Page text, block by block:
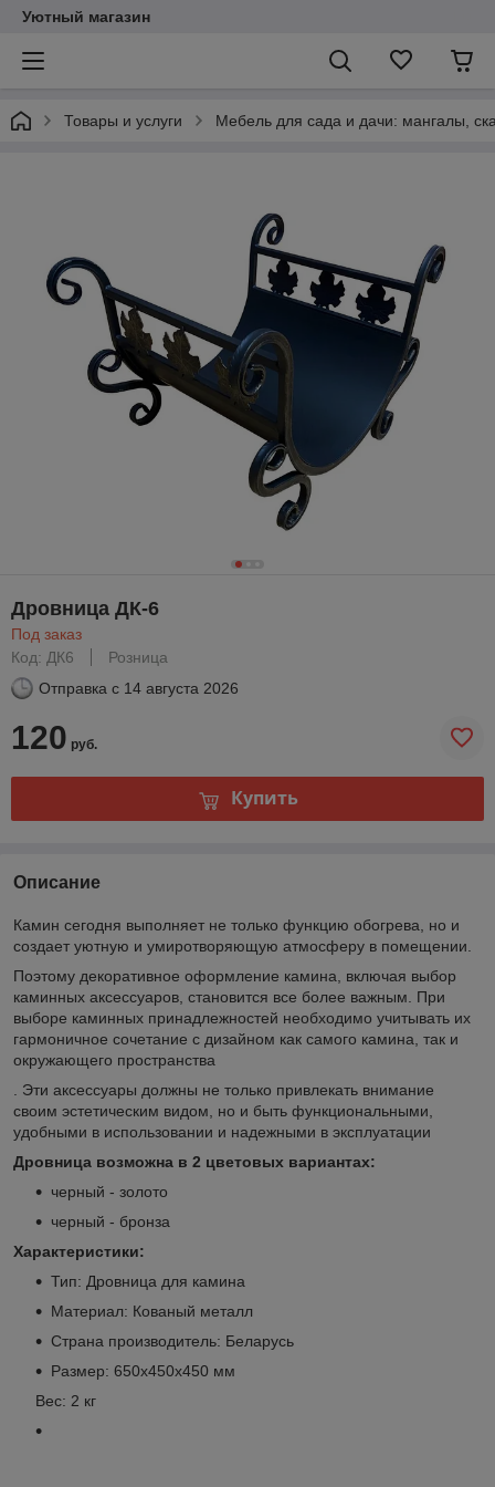
Уютный магазин
Товары и услуги Мебель для сада и дачи: мангалы,
Дровница ДК-6
Под заказ
Код: ДК6
Розница
Отправка с 14 августа 2026
120 руб.
Купить
Описание
Камин сегодня выполняет не только функцию обогрева, но и
создает уютную и умиротворяющую атмосферу в помещении.
Поэтому декоративное оформление камина, включая выбор
каминных аксессуаров, становится все более важным. При
выборе каминных принадлежностей необходимо учитывать их
гармоничное сочетание с дизайном как самого камина, так и
окружающего пространства
. Эти аксессуары должны не только привлекать внимание
своим эстетическим видом, но и быть функциональными,
удобными в использовании и надежными в эксплуатации
Дровница возможна в 2 цветовых вариантах:
черный - золото
черный - бронза
Характеристики:
Тип: Дровница для камина
Материал: Кованый металл
Страна производитель: Беларусь
Размер: 650х450х450 мм
Вес: 2 кг